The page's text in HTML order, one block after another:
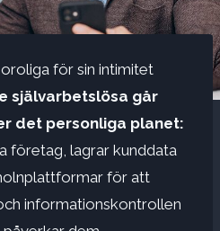
för sin intimitet
självarbetslösa går
det personliga planet:
företag, lagrar kunddata
för att
informationskontrollen